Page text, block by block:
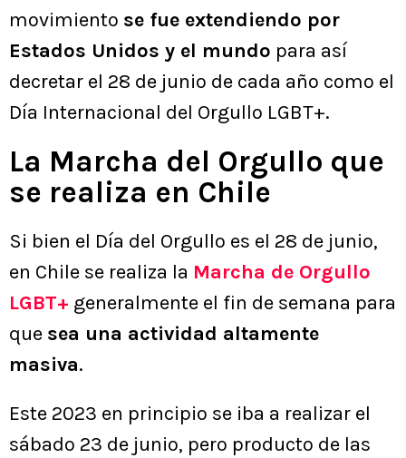
movimiento se fue extendiendo por
Estados Unidos y el mundo para así
decretar el 28 de junio de cada año como el
Día Internacional del Orgullo LGBT+.
La Marcha del Orgullo que
se realiza en Chile
Si bien el Día del Orgullo es el 28 de junio,
en Chile se realiza la Marcha de Orgullo
LGBT+ generalmente el fin de semana para
que sea una actividad altamente
masiva.
Este 2023 en principio se iba a realizar el
sábado 23 de junio, pero producto de las